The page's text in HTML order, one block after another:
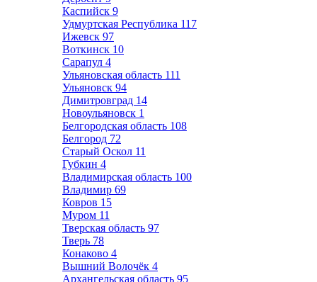
Каспийск 9
Удмуртская Республика 117
Ижевск 97
Воткинск 10
Сарапул 4
Ульяновская область 111
Ульяновск 94
Димитровград 14
Новоульяновск 1
Белгородская область 108
Белгород 72
Старый Оскол 11
Губкин 4
Владимирская область 100
Владимир 69
Ковров 15
Муром 11
Тверская область 97
Тверь 78
Конаково 4
Вышний Волочёк 4
Архангельская область 95